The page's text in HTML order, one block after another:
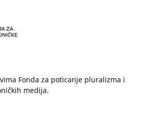
Fonda za poticanje pluralizma i
medija.